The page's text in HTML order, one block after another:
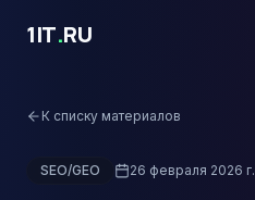
1IT.RU
К списку материалов
SEO/GEO 26 февраля 2026 г.